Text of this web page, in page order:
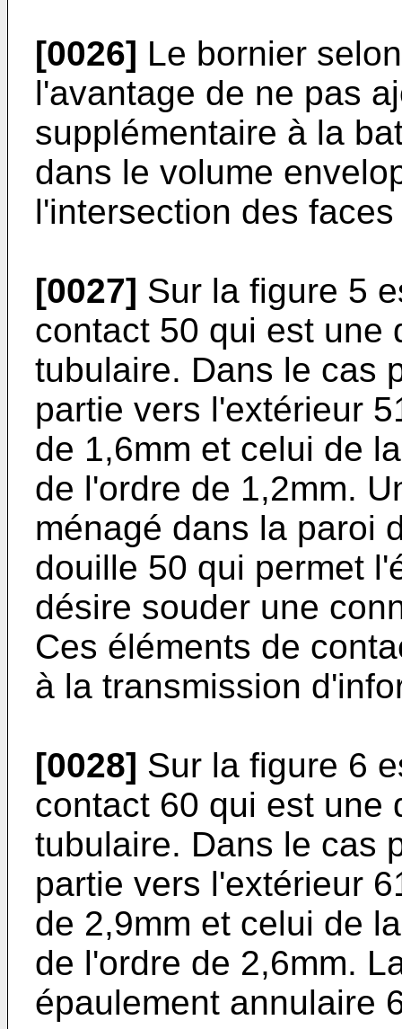
[0026] Le bornier
l'avantage de ne pas
supplémentaire à la
dans le volume
l'intersection des
[0027] Sur la figure 5
contact 50 qui est une
tubulaire. Dans le cas
partie vers l'extérieur
de 1,6mm et celui de
de l'ordre de 1,2mm.
ménagé dans la paroi
douille 50 qui permet
désire souder une
Ces éléments de
à la transmission
[0028] Sur la figure 6
contact 60 qui est une
tubulaire. Dans le cas
partie vers l'extérieur
de 2,9mm et celui de
de l'ordre de 2,6mm.
épaulement annulaire